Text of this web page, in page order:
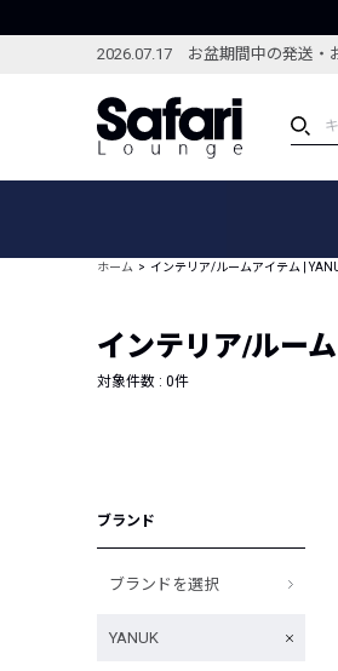
2026.07.17 お盆期間中の発送・
ブランドから探す
新着アイテム
編集部のおすすめアイテム
ホーム インテリア/ルームアイテム |
インテリア/ルー
対象件数 : 0件
ブランド
ブランドを選択
YANUK